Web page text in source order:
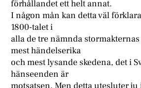
förhållandet ett helt annat.
I någon mån kan detta väl
1800-talet i
alla de tre nämnda
mest händelserika
och mest lysande skedena, det i
hänseenden är